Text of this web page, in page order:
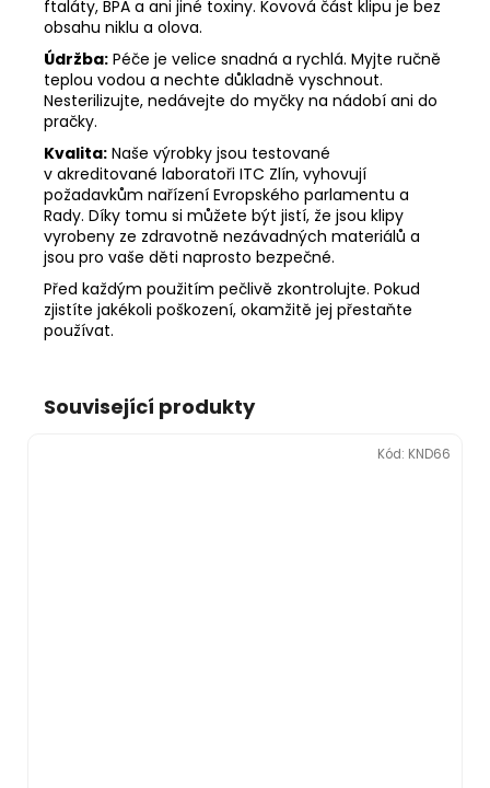
ftaláty, BPA a ani jiné toxiny. Kovová část klipu je bez
obsahu niklu a olova.
Údržba: Péče je velice snadná a rychlá. Myjte ručně
teplou vodou a nechte důkladně vyschnout.
Nesterilizujte, nedávejte do myčky na nádobí ani do
pračky.
Kvalita: Naše výrobky jsou testované
v akreditované laboratoři ITC Zlín, vyhovují
požadavkům nařízení Evropského parlamentu a
Rady. Díky tomu si můžete být jistí, že jsou klipy
vyrobeny ze zdravotně nezávadných materiálů a
jsou pro vaše děti naprosto bezpečné.
Před každým použitím pečlivě zkontrolujte. Pokud
zjistíte jakékoli poškození, okamžitě jej přestaňte
používat.
Související produkty
Kód: KND66